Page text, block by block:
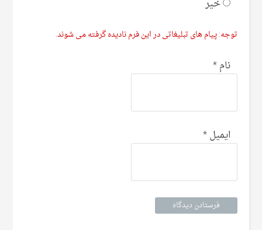
خیر
توجه: پیام های تبلیغاتی در این فرم نادیده گرفته می شوند.
نام*
ایمیل*